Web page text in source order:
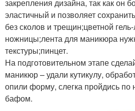
закрепления дизайна, так как он
эластичный и позволяет
без сколов и трещин;цветной
ножницы;лента для маникюра
текстуры;пинцет.
На подготовительном этапе
маникюр – удали кутикулу,
опили форму, слегка пройдись по
бафом.